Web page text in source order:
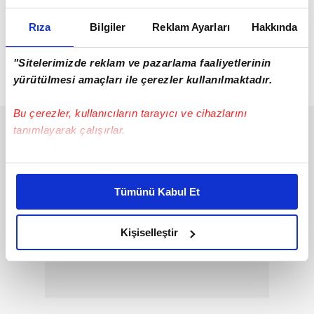
Rıza Bilgiler Reklam Ayarları Hakkında
"Sitelerimizde reklam ve pazarlama faaliyetlerinin
yürütülmesi amaçları ile çerezler kullanılmaktadır.
Bu çerezler, kullanıcıların tarayıcı ve cihazlarını
tanımlayarak çalışırlar.
Bu çerezlere izin vermeniz halinde sizlere özel
daha iyi reklam deneyimi yaşatabiliriz. Bunu yaparken
amacımızın size daha iyi bir reklam deneyimi sunmak
olduğunu ve sizlere en iyi içerikleri sunabilmek adına
elimizden gelen çabayı gösterdiğimizi ve bu noktada,
reklamların maliyetlerimizi karşılamak noktasında tek gelir
Tümünü Kabul Et
Kişiselleştir
7 Anahtar Parti
%2,5
Zafer Partisi
%2,1
9
TİP
%1,3
10
Diğer %1,4